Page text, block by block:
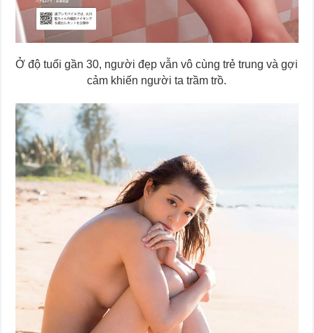
Ở độ tuổi gần 30, người đẹp vẫn vô cùng trẻ trung và gợi
cảm khiến người ta trầm trồ.